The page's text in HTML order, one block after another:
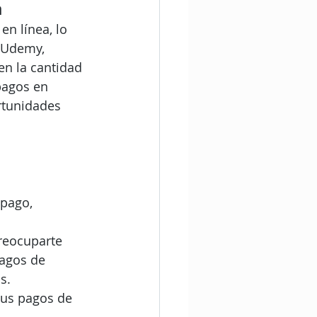
línea, lo
la cantidad
en
de
pagos de